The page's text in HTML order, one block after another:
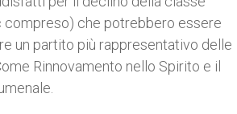
compreso) che potrebbero essere
un partito più rappresentativo delle
Rinnovamento nello Spirito e il